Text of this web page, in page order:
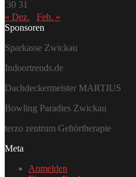
30 31
« Dez.
Feb. »
Sponsoren
Sparkasse Zwickau
Indoortrends.de
Dachdeckermeister MARTIUS
Bowling Paradies Zwickau
terzo zentrum Gehörtherapie
Meta
Anmelden